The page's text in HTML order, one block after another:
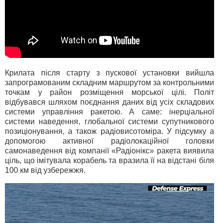
Крилата після старту з пускової установки вийшла
запрограмованим складним маршрутом за контрольними
точкам у район розміщення морської цілі. Політ
відбувався шляхом поєднання даних від усіх складових
системи управління ракетою. А саме: інерціальної
системи наведення, глобальної системи супутникового
позиціонування, а також радіовисотоміра. У підсумку а
допомогою активної радіолокаційної головки
самонаведення від компанії «Радіонікс» ракета виявила
ціль, що імітувала корабель та вразила її на відстані біля
100 км від узбережжя.